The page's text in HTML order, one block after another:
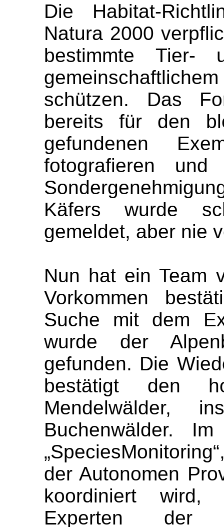
Die Habitat-
Natura 2000
bestimmte Tier-
schützen. Das
bereits für den
gefundenen
fotografieren
Käfers wurde
gemeldet, aber nie
Nun hat ein Team
Vorkommen
Suche mit dem
wurde der
gefunden. Die
bestätigt den
Mendelwälder,
Buchenwälder.
der Autonomen
koordiniert wird,
Experten